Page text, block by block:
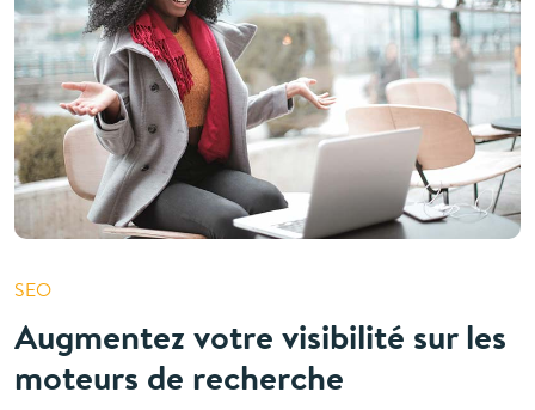
SEO
Augmentez votre visibilité sur les